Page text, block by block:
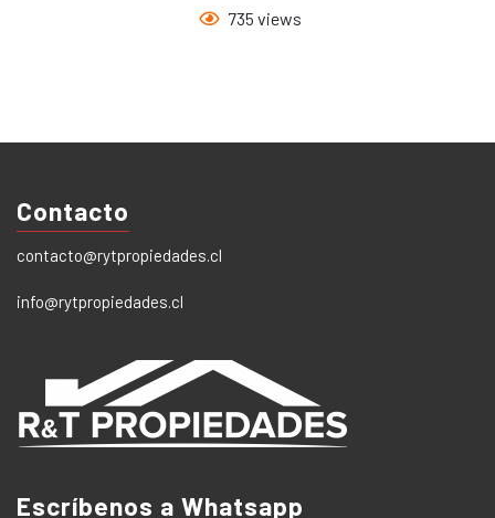
735 views
Contacto
contacto@rytpropiedades.cl
info@rytpropiedades.cl
Escríbenos a Whatsapp